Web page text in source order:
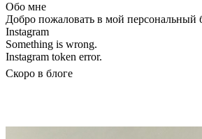
Обо мне
Добро пожаловать в мой
Instagram
Something is wrong.
Instagram token error.
Скоро в блоге